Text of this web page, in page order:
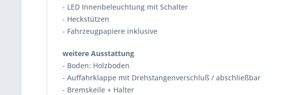
- LED Innenbeleuchtung mit Schalter
- Heckstützen
- Fahrzeugpapiere inklusive
weitere Ausstattung
- Boden: Holzboden
- Auffahrklappe mit Drehstangenverschluß / abschließbar
- Bremskeile + Halter